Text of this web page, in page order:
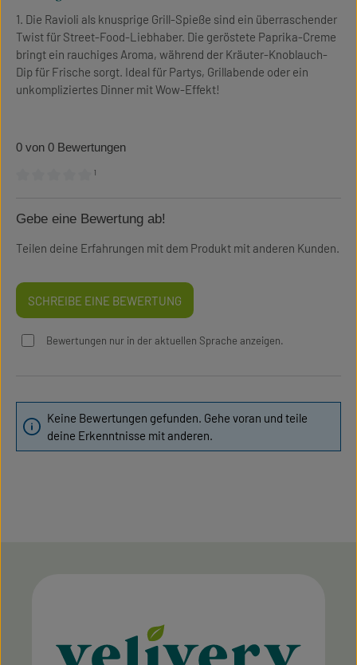
1. Die Ravioli als knusprige Grill-Spieße sind ein überraschender
Twist für Street-Food-Liebhaber. Die geröstete Paprika-Creme
bringt ein rauchiges Aroma, während der Kräuter-Knoblauch-
Dip für Frische sorgt. Ideal für Partys, Grillabende oder ein
unkompliziertes Dinner mit Wow-Effekt!
0 von 0 Bewertungen
¹
Gebe eine Bewertung ab!
Teilen deine Erfahrungen mit dem Produkt mit anderen Kunden.
SCHREIBE EINE BEWERTUNG
Bewertungen nur in der aktuellen Sprache anzeigen.
Keine Bewertungen gefunden. Gehe voran und teile
deine Erkenntnisse mit anderen.